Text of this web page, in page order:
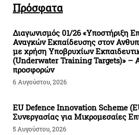
Πρόσφατα
Διαγωνισμός 01/26 «Υποστήριξη
Αναγκών Εκπαίδευσης στον
με χρήση Υποβρυχίων
(Underwater Training Targets)» –
προσφορών
6 Αυγούστου, 2026
EU Defence Innovation Scheme
Συνεργασίας για Μικρομεσαίες
5 Αυγούστου, 2026